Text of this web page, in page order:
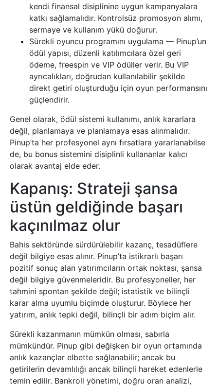
kendi finansal disiplinine uygun kampanyalara
katkı sağlamalıdır. Kontrolsüz promosyon alımı,
sermaye ve kullanım yükü doğurur.
Sürekli oyuncu programını uygulama — Pinup’un
ödül yapısı, düzenli katılımcılara özel geri
ödeme, freespin ve VIP ödüller verir. Bu VIP
ayrıcalıkları, doğrudan kullanılabilir şekilde
direkt getiri oluşturduğu için oyun performansını
güçlendirir.
Genel olarak, ödül sistemi kullanımı, anlık kararlara
değil, planlamaya ve planlamaya esas alınmalıdır.
Pinup’ta her profesyonel aynı fırsatlara yararlanabilse
de, bu bonus sistemini disiplinli kullananlar kalıcı
olarak avantaj elde eder.
Kapanış: Strateji şansa
üstün geldiğinde başarı
kaçınılmaz olur
Bahis sektöründe sürdürülebilir kazanç, tesadüflere
değil bilgiye esas alınır. Pinup’ta istikrarlı başarı
pozitif sonuç alan yatırımcıların ortak noktası, şansa
değil bilgiye güvenmeleridir. Bu profesyoneller, her
tahmini spontan şekilde değil; istatistik ve bilinçli
karar alma uyumlu biçimde oluşturur. Böylece her
yatırım, anlık tepki değil, bilinçli bir adım biçim alır.
Sürekli kazanmanın mümkün olması, sabırla
mümkündür. Pinup gibi değişken bir oyun ortamında
anlık kazançlar elbette sağlanabilir; ancak bu
getirilerin devamlılığı ancak bilinçli hareket edenlerle
temin edilir. Bankroll yönetimi, doğru oran analizi,